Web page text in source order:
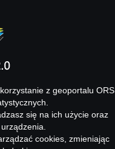
z geoportalu
się na ich użycie oraz
cookies, zmieniając